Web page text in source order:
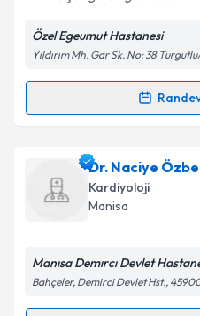
Özel Egeumut Hastanesi
Yıldırım Mh. Gar Sk. No: 38
Randevu Takvimi
Yrd. Doç. Dr. Yavuz
talebi oluşturun. Size bu
için bir takvim
Dr. Naciye
Kardiyoloji
Manisa
Manısa Demırcı Devlet
Bahçeler, Demirci Devlet Hst.,